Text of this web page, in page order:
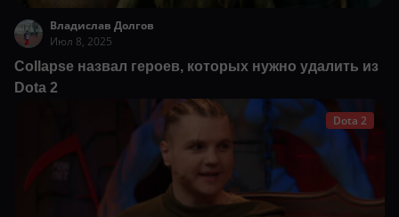
Владислав Долгов
Июл 8, 2025
Collapse назвал героев, которых нужно удалить из
Dota 2
Dota 2